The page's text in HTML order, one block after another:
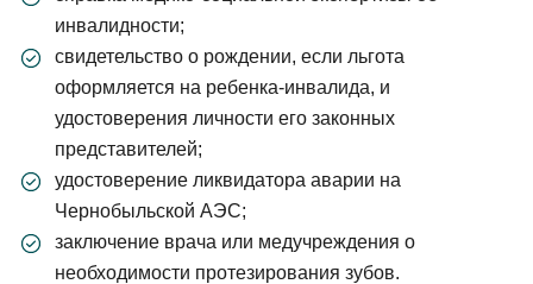
инвалидности;
свидетельство о рождении, если льгота
оформляется на ребенка-инвалида, и
удостоверения личности его законных
представителей;
удостоверение ликвидатора аварии на
Чернобыльской АЭС;
заключение врача или медучреждения о
необходимости протезирования зубов.